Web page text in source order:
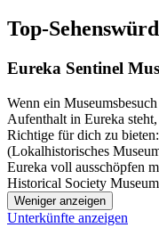
Top-
Eureka Sentinel
Wenn ein
Aufenthalt in Eureka
Richtige für dich zu
(Lokalhistorisches
Eureka voll ausschöpfen
Historical Society
Weniger anzeigen
Unterkünfte anzeigen